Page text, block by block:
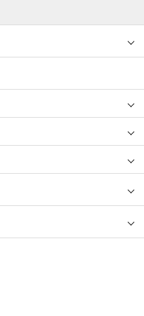
レディース
お歳暮
ジルスチュアート
SK-Ⅱ
新宿高野
ママ＆キッズ
五月人形